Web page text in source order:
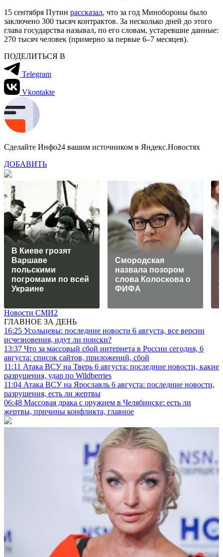
15 сентября Путин рассказал, что за год Минобороны было
заключено 300 тысяч контрактов. За несколько дней до этого
глава государства называл, по его словам, устаревшие данные:
270 тысяч человек (примерно за первые 6–7 месяцев).
ПОДЕЛИТЬСЯ В
Telegram
Vkontakte
Сделайте Инфо24 вашим источником в Яндекс.Новостях
ДОБАВИТЬ
В Киеве грозят
Варшаве
польскими
погромами по всей
Украине
Смородская
назвала позором
слова Колоскова о
ФИФА
Новости СМИ2
ГЛАВНОЕ ЗА ДЕНЬ
16:25 Усольцевы: последние новости 6 августа, все версии
исчезновения, идут ли поиски?
13:37 Что за массовый сбой интернета в России сегодня, 6
августа: список сайтов, приложений, сбой
11:11 Атака ВСУ на Тверь 6 августа: последние новости, какие
разрушения, удар по Wildberries
11:04 Атака ВСУ на Ярославль 6 августа: последние новости,
разрушения, есть ли жертвы
06:48 Массовая драка с оружием в Челябинске: есть ли
жертвы, причины конфликта, главное